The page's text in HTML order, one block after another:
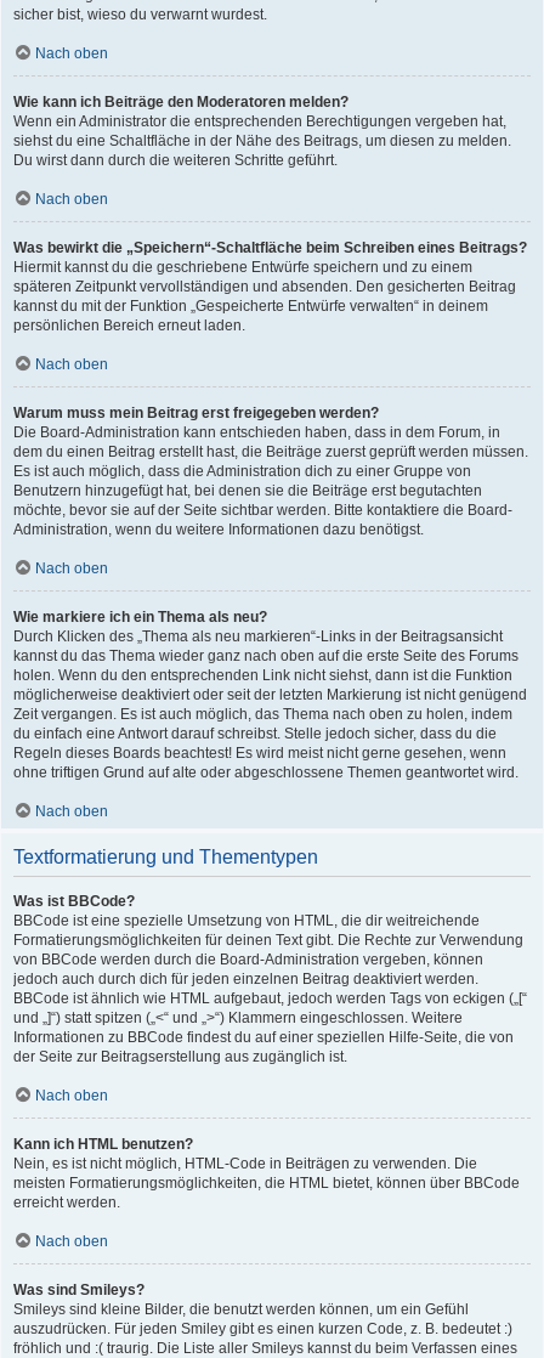
sicher bist, wieso du verwarnt wurdest.
Nach oben
Wie kann ich Beiträge den Moderatoren melden?
Wenn ein Administrator die entsprechenden Berechtigungen vergeben hat,
siehst du eine Schaltfläche in der Nähe des Beitrags, um diesen zu melden.
Du wirst dann durch die weiteren Schritte geführt.
Nach oben
Was bewirkt die „Speichern“-Schaltfläche beim Schreiben eines Beitrags?
Hiermit kannst du die geschriebene Entwürfe speichern und zu einem
späteren Zeitpunkt vervollständigen und absenden. Den gesicherten Beitrag
kannst du mit der Funktion „Gespeicherte Entwürfe verwalten“ in deinem
persönlichen Bereich erneut laden.
Nach oben
Warum muss mein Beitrag erst freigegeben werden?
Die Board-Administration kann entschieden haben, dass in dem Forum, in
dem du einen Beitrag erstellt hast, die Beiträge zuerst geprüft werden müssen.
Es ist auch möglich, dass die Administration dich zu einer Gruppe von
Benutzern hinzugefügt hat, bei denen sie die Beiträge erst begutachten
möchte, bevor sie auf der Seite sichtbar werden. Bitte kontaktiere die Board-
Administration, wenn du weitere Informationen dazu benötigst.
Nach oben
Wie markiere ich ein Thema als neu?
Durch Klicken des „Thema als neu markieren“-Links in der Beitragsansicht
kannst du das Thema wieder ganz nach oben auf die erste Seite des Forums
holen. Wenn du den entsprechenden Link nicht siehst, dann ist die Funktion
möglicherweise deaktiviert oder seit der letzten Markierung ist nicht genügend
Zeit vergangen. Es ist auch möglich, das Thema nach oben zu holen, indem
du einfach eine Antwort darauf schreibst. Stelle jedoch sicher, dass du die
Regeln dieses Boards beachtest! Es wird meist nicht gerne gesehen, wenn
ohne triftigen Grund auf alte oder abgeschlossene Themen geantwortet wird.
Nach oben
Textformatierung und Thementypen
Was ist BBCode?
BBCode ist eine spezielle Umsetzung von HTML, die dir weitreichende
Formatierungsmöglichkeiten für deinen Text gibt. Die Rechte zur Verwendung
von BBCode werden durch die Board-Administration vergeben, können
jedoch auch durch dich für jeden einzelnen Beitrag deaktiviert werden.
BBCode ist ähnlich wie HTML aufgebaut, jedoch werden Tags von eckigen („[“
und „]“) statt spitzen („<“ und „>“) Klammern eingeschlossen. Weitere
Informationen zu BBCode findest du auf einer speziellen Hilfe-Seite, die von
der Seite zur Beitragserstellung aus zugänglich ist.
Nach oben
Kann ich HTML benutzen?
Nein, es ist nicht möglich, HTML-Code in Beiträgen zu verwenden. Die
meisten Formatierungsmöglichkeiten, die HTML bietet, können über BBCode
erreicht werden.
Nach oben
Was sind Smileys?
Smileys sind kleine Bilder, die benutzt werden können, um ein Gefühl
auszudrücken. Für jeden Smiley gibt es einen kurzen Code, z. B. bedeutet :)
fröhlich und :( traurig. Die Liste aller Smileys kannst du beim Verfassen eines